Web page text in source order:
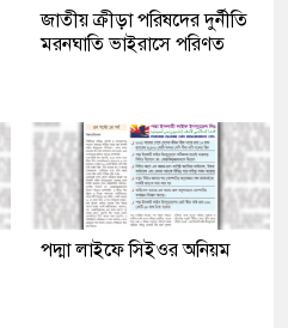
জাতীয় ক্রীড়া পরিষদের দুর্নীতি
মরনঘাতি ভাইরাসে পরিণত
পদ্মা লাইফে সিইওর অনিয়ম